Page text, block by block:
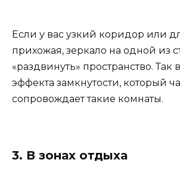
Если у вас узкий коридор или
прихожая, зеркало на одной из
«раздвинуть» пространство. Так
эффекта замкнутости, который
сопровождает такие комнаты.
3. В зонах отдыха